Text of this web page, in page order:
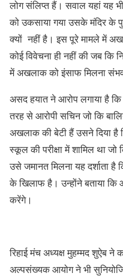
लोग संलिप्त हैं। सवाल यहां यह
को उकसाया गया उसके मंदिर के
क्यों नहीं है। इस पूरे मामले में
कोई विवेचना ही नहीं की जब कि
में अखलाक को इंसाफ मिलना
असद हयात ने आरोप लगाया है कि
तरह से आरोपी सचिन जो कि
अखलाक की बेटी हैं उसने दिया
स्कूल की परीक्षा में शामिल था
उसे जमानत मिलना यह दर्शाता है
के खिलाफ है। उन्होंने बताया
करेंगे।
रिहाई मंच अध्यक्ष मुहम्मद शुऐब ने
अल्पसंख्यक आयोग ने भी